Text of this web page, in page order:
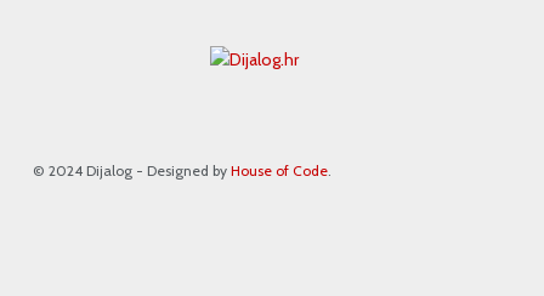
© 2024 Dijalog - Designed by House of Code.